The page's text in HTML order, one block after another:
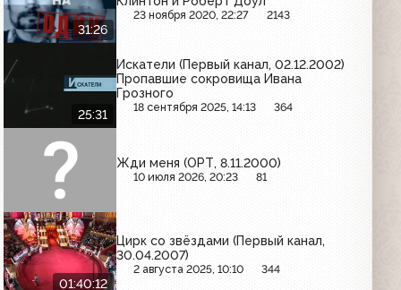
31:26
23 ноября 2020, 22:27 2143
25:31
Искатели (Первый канал, 02.12.2002)
Пропавшие сокровища Ивана
Грозного
18 сентября 2025, 14:13 364
Жди меня (ОРТ, 8.11.2000)
10 июля 2026, 20:23 81
01:40:12
Цирк со звёздами (Первый канал,
30.04.2007)
2 августа 2025, 10:10 344